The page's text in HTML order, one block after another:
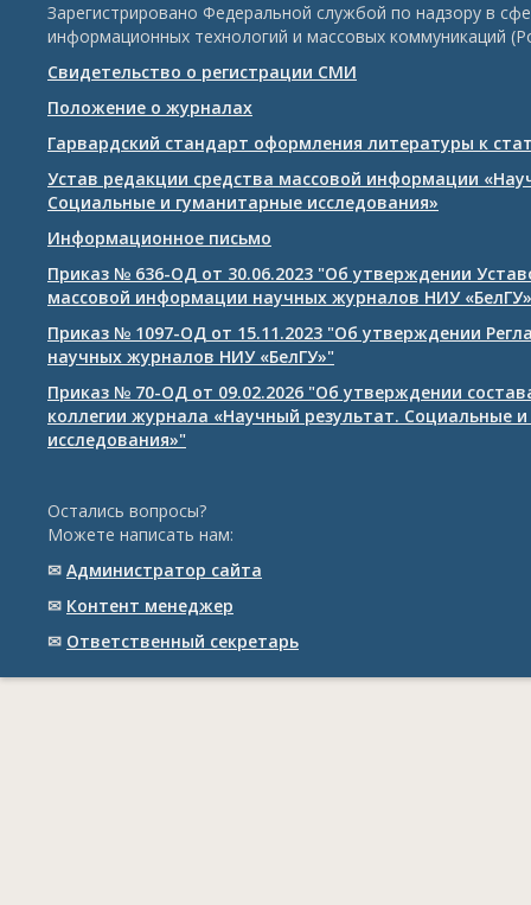
Зарегистрировано Федеральной службой по надзору в
информационных технологий и массовых коммуникаций
Свидетельство о регистрации СМИ
Положение о журналах
Гарвардский стандарт оформления литературы к
Устав редакции средства массовой информации
Социальные и гуманитарные исследования»
Информационное письмо
Приказ № 636-ОД от 30.06.2023 "Об утверждении
массовой информации научных журналов НИУ «БелГУ»
Приказ № 1097-ОД от 15.11.2023 "Об утверждении
научных журналов НИУ «БелГУ»"
Приказ № 70-ОД от 09.02.2026 "Об утверждении
коллегии журнала «Научный результат. Социальные
исследования»"
Остались вопросы?
Можете написать нам:
✉ Администратор сайта
✉ Контент менеджер
✉ Ответственный cекретарь